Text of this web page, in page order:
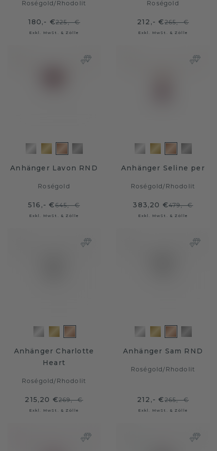
Roségold/ Rhodolit
180,- €225,- €
Exkl. MwSt. & Zölle
Roségold
212,- €265,- €
Exkl. MwSt. & Zölle
Anhänger Lavon RND
Roségold
516,- €645,- €
Exkl. MwSt. & Zölle
Anhänger Seline per
Roségold/ Rhodolit
383,20 €479,- €
Exkl. MwSt. & Zölle
Anhänger Charlotte
Heart
Roségold/ Rhodolit
215,20 €269,- €
Exkl. MwSt. & Zölle
Anhänger Sam RND
Roségold/ Rhodolit
212,- €265,- €
Exkl. MwSt. & Zölle